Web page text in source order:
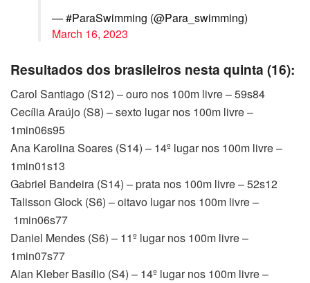
— #ParaSwimming (@Para_swimming)
March 16, 2023
Resultados dos brasileiros nesta quinta (16):
Carol Santiago (S12) – ouro nos 100m livre – 59s84
Cecília Araújo (S8) – sexto lugar nos 100m livre –
1min06s95
Ana Karolina Soares (S14) – 14º lugar nos 100m livre –
1min01s13
Gabriel Bandeira (S14) – prata nos 100m livre – 52s12
Talisson Glock (S6) – oitavo lugar nos 100m livre –
1min06s77
Daniel Mendes (S6) – 11º lugar nos 100m livre –
1min07s77
Alan Kleber Basílio (S4) – 14º lugar nos 100m livre –